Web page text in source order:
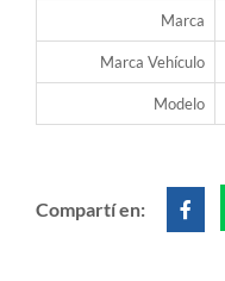
Marca
Marca Vehículo
Modelo
Compartí en: